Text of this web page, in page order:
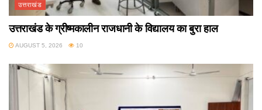
उत्तराखंड
उत्तराखंड के ग्रीष्मकालीन राजधानी के विद्यालय का बुरा हाल
AUGUST 5, 2026 10